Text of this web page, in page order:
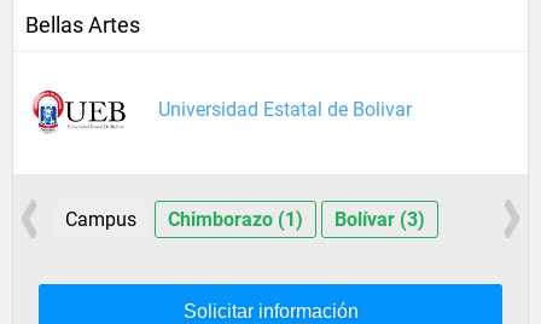
Bellas Artes
Universidad Estatal de Bolivar
Campus Chimborazo (1) Bolívar (3)
Solicitar información